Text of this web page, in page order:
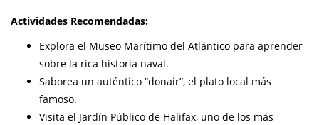
Actividades Recomendadas:
Explora el Museo Marítimo del Atlántico para aprender
sobre la rica historia naval.
Saborea un auténtico “donair”, el plato local más
famoso.
Visita el Jardín Público de Halifax, uno de los más